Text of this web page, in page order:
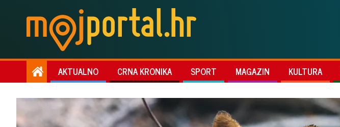
AKTUALNO CRNA KRONIKA SPORT MAGAZIN KULTURA